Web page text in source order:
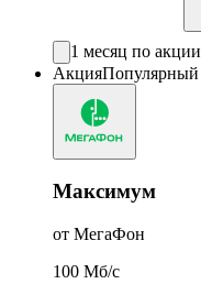
1 месяц по акции
АкцияПопулярный
Максимум
от МегаФон
100 Мб/c